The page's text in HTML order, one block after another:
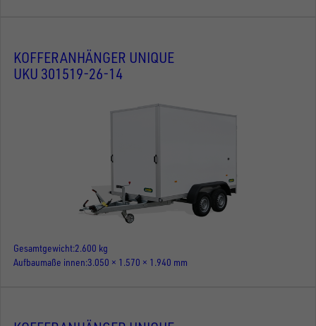
KOFFERANHÄNGER UNIQUE
UKU 301519-26-14
Gesamtgewicht 2.600 kg
Aufbaumaße innen 3.050 × 1.570 × 1.940 mm